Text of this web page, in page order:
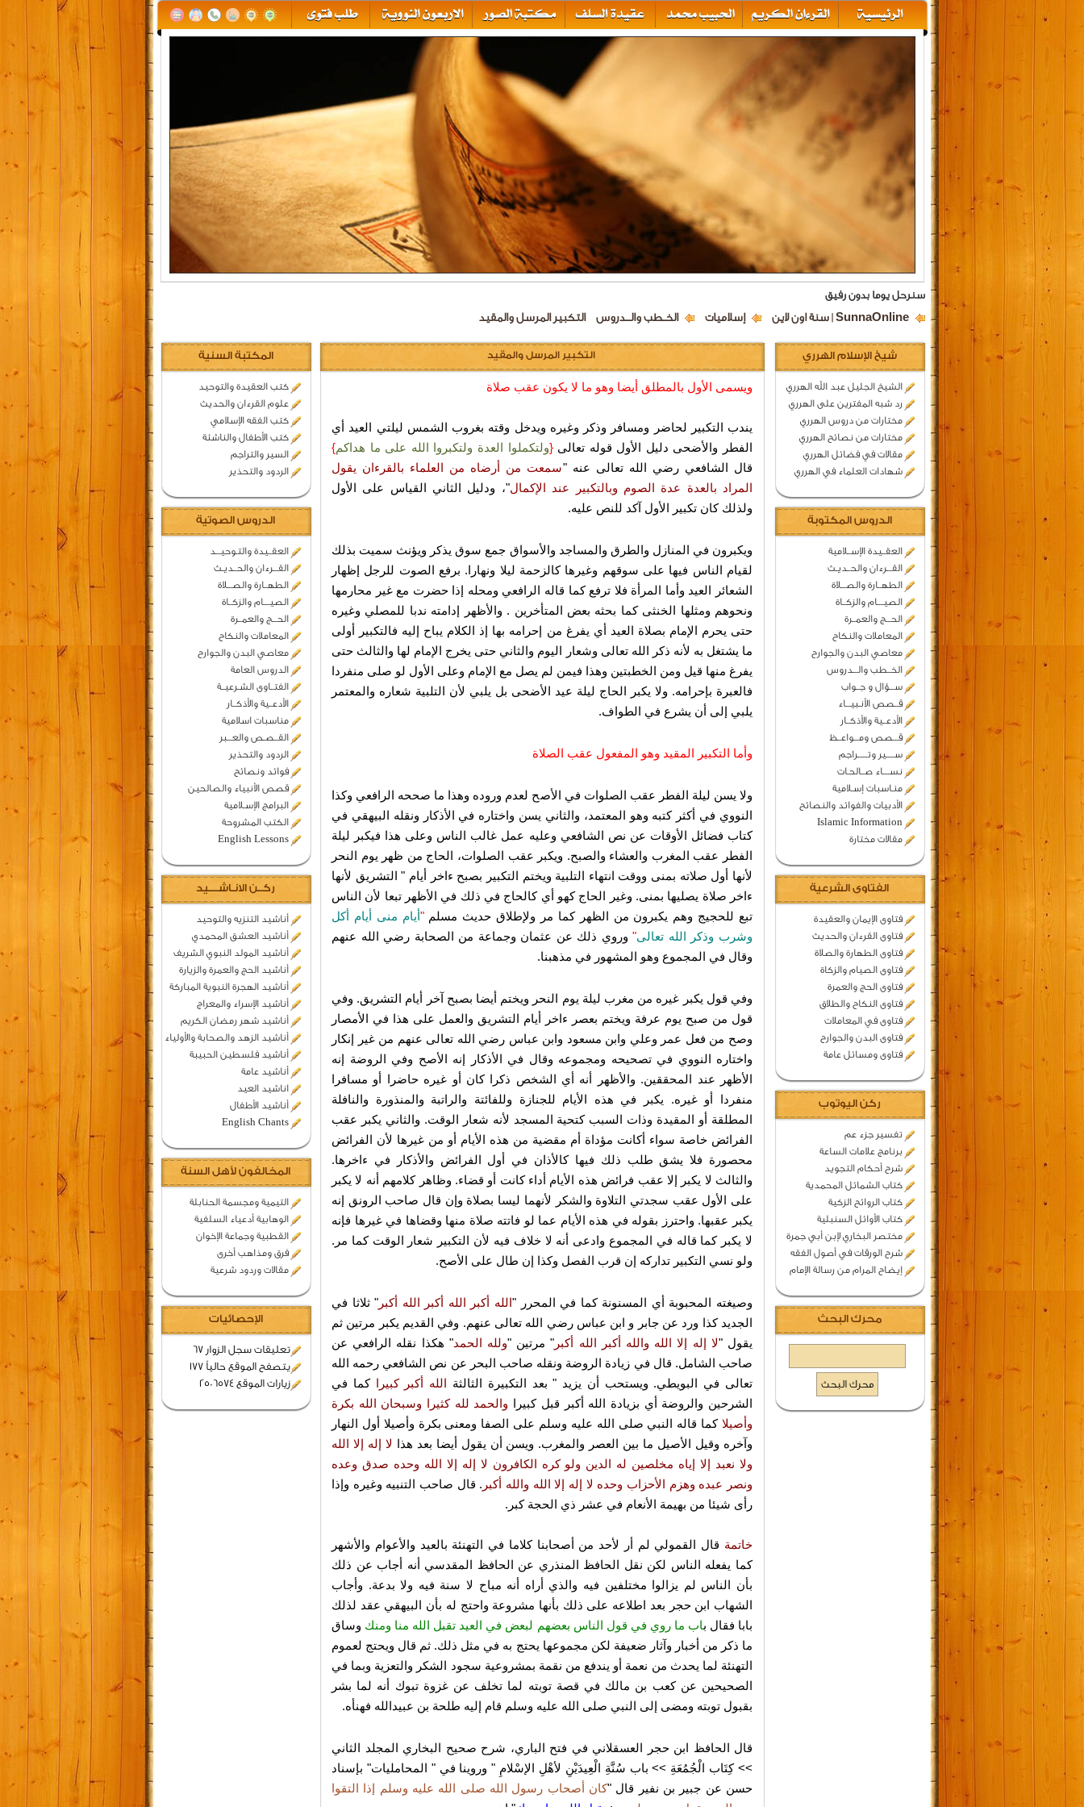
سنرحل يوما بدون رفيق
SunnaOnline | سنة اون لاين إسلاميات الخــطب والـــدروس التكبير المرسل والمقيد
شيخ الإسلام الهرري
الشيخ الجليل عبد الله الهرري
رد شبه المفترين على الهرري
مختارات من دروس الهرري
مختارات من نصائح الهرري
مقالات في فضائل الهرري
شهادات العلماء في الهرري
الدروس المكتوبة
العقــيدة الإســلامية
القـــرءان والحــديـث
الطهــارة والصـــلاة
الصيــــام والزكــاة
الحـــج والعمــرة
المعاملات والنكاح
معاصي البدن والجوارح
الخــطب والـــدروس
ســـؤال و جــواب
قــصص الأنـبيـــاء
الأدعــية والأذكــار
قـــصص ومـــواعــظ
ســـــير وتــــــراجم
نســــاء صــالحـات
منـاسبات إسـلامية
الأدبيات والفوائد والنصائح
Islamic Information
مقالات مختارة
الفتاوى الشرعية
فتاوى الإيمان والعقيدة
فتاوى القرءان والحديث
فتاوى الطهارة والصلاة
فتاوى الصيام والزكاة
فتاوى الحج والعمرة
فتاوى النكاح والطلاق
فتاوى في المعاملات
فتاوى البدن والجوارح
فتاوى ومسائل عامة
ركن اليوتوب
تفسير جزء عم
برنامج علامات الساعة
شرح أحكام التجويد
كتاب الشمائل المحمدية
كتاب الروائح الزكية
كتاب الأوائل السنبلية
مختصر البخاري لإبن أبي جمرة
شرح الورقات في أصول الفقه
إيضاح المرام من رسالة الإمام
محرك البحث
المكتبة السنية
كتب العقيدة والتوحيد
علوم القرءان والحديث
كتب الفقه الإسلامي
كتب الأطفال والناشئة
السير والتراجم
الردود والتحذير
الدروس الصوتية
العقــيدة والتـوحيـــد
القـــرءان والحــديـث
الطهــارة والصـــلاة
الصيــــام والزكــاة
الحـــج والعمــرة
المعاملات والنكاح
معاصي البدن والجوارح
الدروس العامة
الفتــاوى الشـرعيــة
الأدعــية والأذكــار
مناسبات اسلامية
القــصـص والعـــبر
الردود والتحذير
فوائد ونصائح
قصص الأنبياء والصالحين
البرامج الإسـلامية
الكتب المشروحة
English Lessons
ركــن الانـاشــــيد
أناشيد التنزيه والتوحيد
أناشيد العشق المحمدي
أناشيد المولد النبوي الشريف
أناشيد الحج والعمرة والزيارة
أناشيد الهجرة النبوية المباركة
أناشيد الإسراء والمعراج
أناشيد شهر رمضان الكريم
أناشيد الزهد والصحابة والأولياء
أناشيد فلسطين الحبيبة
أناشيد عامة
اناشيد العيد
أناشيد الأطفال
English Chants
المخالفون لأهل السنة
التيمية ومجسمة الحنابلة
الوهابية أدعياء السلفية
القطبية وجماعة الإخوان
فرق ومذاهب أخرى
مقالات وردود شرعية
الإحصائيات
تعليقات سجل الزوار 67
يتصفح الموقع حالياً 177
زيارات الموقع 2506574
التكبير المرسل والمقيد
ويسمى الأول بالمطلق أيضا وهو ما لا يكون عقب صلاة
يندب التكبير لحاضر ومسافر وذكر وغيره ويدخل وقته بغروب الشمس ليلتي العيد أي
الفطر والأضحى دليل الأول قوله تعالى{ولتكملوا العدة ولتكبروا الله على ما هداكم}
قال الشافعي رضي الله تعالى عنه "سمعت من أرضاه من العلماء بالقرءان يقول
المراد بالعدة عدة الصوم وبالتكبير عند الإكمال"، ودليل الثاني القياس على الأول
ولذلك كان تكبير الأول آكد للنص عليه.
ويكبرون في المنازل والطرق والمساجد والأسواق جمع سوق يذكر ويؤنث سميت بذلك
لقيام الناس فيها على سوقهم وغيرها كالزحمة ليلا ونهارا. برفع الصوت للرجل إظهار
الشعائر العيد وأما المرأة فلا ترفع كما قاله الرافعي ومحله إذا حضرت مع غير محارمها
ونحوهم ومثلها الخنثى كما بحثه بعض المتأخرين . والأظهر إدامته ندبا للمصلي وغيره
حتى يحرم الإمام بصلاة العيد أي يفرغ من إحرامه بها إذ الكلام يباح إليه فالتكبير أولى
ما يشتغل به لأنه ذكر الله تعالى وشعار اليوم والثاني حتى يخرج الإمام لها والثالث حتى
يفرغ منها قيل ومن الخطبتين وهذا فيمن لم يصل مع الإمام وعلى الأول لو صلى منفردا
فالعبرة بإحرامه. ولا يكبر الحاج ليلة عيد الأضحى بل يلبي لأن التلبية شعاره والمعتمر
يلبي إلى أن يشرع في الطواف.
وأما التكبير المقيد وهو المفعول عقب الصلاة
ولا يسن ليلة الفطر عقب الصلوات في الأصح لعدم وروده وهذا ما صححه الرافعي وكذا
النووي في أكثر كتبه وهو المعتمد، والثاني يسن واختاره في الأذكار ونقله البيهقي في
كتاب فضائل الأوقات عن نص الشافعي وعليه عمل غالب الناس وعلى هذا فيكبر ليلة
الفطر عقب المغرب والعشاء والصبح. ويكبر عقب الصلوات، الحاج من ظهر يوم النحر
لأنها أول صلاته بمنى ووقت انتهاء التلبية ويختم التكبير بصبح ءاخر أيام " التشريق لأنها
ءاخر صلاة يصليها بمنى. وغير الحاج كهو أي كالحاج في ذلك في الأظهر تبعا لأن الناس
تبع للحجيج وهم يكبرون من الظهر كما مر ولإطلاق حديث مسلم"أيام منى أيام أكل
وشرب وذكر الله تعالى"وروي ذلك عن عثمان وجماعة من الصحابة رضي الله عنهم
وقال في المجموع وهو المشهور في مذهبنا.
وفي قول يكبر غيره من مغرب ليلة يوم النحر ويختم أيضا بصبح آخر أيام التشريق. وفي
قول من صبح يوم عرفة ويختم بعصر ءاخر أيام التشريق والعمل على هذا في الأمصار
وصح من فعل عمر وعلي وابن مسعود وابن عباس رضي الله تعالى عنهم من غير إنكار
واختاره النووي في تصحيحه ومجموعه وقال في الأذكار إنه الأصح وفي الروضة إنه
الأظهر عند المحققين. والأظهر أنه أي الشخص ذكرا كان أو غيره حاضرا أو مسافرا
منفردا أو غيره. يكبر في هذه الأيام للجنازة وللفائتة والراتبة والمنذورة والنافلة
المطلقة أو المقيدة وذات السبب كتحية المسجد لأنه شعار الوقت. والثاني يكبر عقب
الفرائض خاصة سواء أكانت مؤداة أم مقضية من هذه الأيام أو من غيرها لأن الفرائض
محصورة فلا يشق طلب ذلك فيها كالأذان في أول الفرائض والأذكار في ءاخرها.
والثالث لا يكبر إلا عقب فرائض هذه الأيام أداء كانت أو قضاء. وظاهر كلامهم أنه لا يكبر
على الأول عقب سجدتي التلاوة والشكر لأنهما ليسا بصلاة وإن قال صاحب الرونق إنه
يكبر عقبها. واحترز بقوله في هذه الأيام عما لو فاتته صلاة منها وقضاها في غيرها فإنه
لا يكبر كما قاله في المجموع وادعى أنه لا خلاف فيه لأن التكبير شعار الوقت كما مر.
ولو نسي التكبير تداركه إن قرب الفصل وكذا إن طال على الأصح.
وصيغته المحبوبة أي المسنونة كما في المحرر "الله أكبر الله أكبر الله أكبر " ثلاثا في
الجديد كذا ورد عن جابر و ابن عباس رضي الله تعالى عنهم. وفي القديم يكبر مرتين ثم
يقول "لا إله إلا الله والله أكبر الله أكبر " مرتين "ولله الحمد" هكذا نقله الرافعي عن
صاحب الشامل. قال في زيادة الروضة ونقله صاحب البحر عن نص الشافعي رحمه الله
تعالى في البويطي. ويستحب أن يزيد " بعد التكبيرة الثالثة الله أكبر كبيرا كما في
الشرحين والروضة أي بزيادة الله أكبر قبل كبيرا والحمد لله كثيرا وسبحان الله بكرة
وأصيلا كما قاله النبي صلى الله عليه وسلم على الصفا ومعنى بكرة وأصيلا أول النهار
وآخره وقيل الأصيل ما بين العصر والمغرب. ويسن أن يقول أيضا بعد هذا لا إله إلا الله
ولا نعبد إلا إياه مخلصين له الدين ولو كره الكافرون لا إله إلا الله وحده صدق وعده
ونصر عبده وهزم الأحزاب وحده لا إله إلا الله والله أكبر . قال صاحب التنبيه وغيره وإذا
رأى شيئا من بهيمة الأنعام في عشر ذي الحجة كبر.
خاتمة قال القمولي لم أر لأحد من أصحابنا كلاما في التهنئة بالعيد والأعوام والأشهر
كما يفعله الناس لكن نقل الحافظ المنذري عن الحافظ المقدسي أنه أجاب عن ذلك
بأن الناس لم يزالوا مختلفين فيه والذي أراه أنه مباح لا سنة فيه ولا بدعة. وأجاب
الشهاب ابن حجر بعد اطلاعه على ذلك بأنها مشروعة واحتج له بأن البيهقي عقد لذلك
بابا فقال باب ما روي في قول الناس بعضهم لبعض في العيد تقبل الله منا ومنك وساق
ما ذكر من أخبار وآثار ضعيفة لكن مجموعها يحتج به في مثل ذلك. ثم قال ويحتج لعموم
التهنئة لما يحدث من نعمة أو يندفع من نقمة بمشروعية سجود الشكر والتعزية وبما في
الصحيحين عن كعب بن مالك في قصة توبته لما تخلف عن غزوة تبوك أنه لما بشر
بقبول توبته ومضى إلى النبي صلى الله عليه وسلم قام إليه طلحة بن عبيدالله فهنأه.
قال الحافظ ابن حجر العسقلاني في فتح الباري، شرح صحيح البخاري المجلد الثاني
>> كِتَاب الْجُمُعَةِ >> باب سُنَّةِ الْعِيدَيْنِ لأهْلِ الإسْلامِ " وروينا في " المحامليات" بإسناد
حسن عن جبير بن نفير قال "كان أصحاب رسول الله صلى الله عليه وسلم إذا التقوا